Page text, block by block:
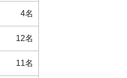
4名
12名
11名